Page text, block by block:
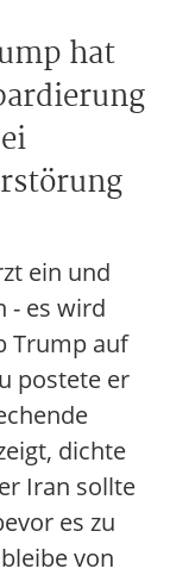
hat
ein und
- es wird
Trump auf
postete er
dichte
Iran sollte
es zu
von